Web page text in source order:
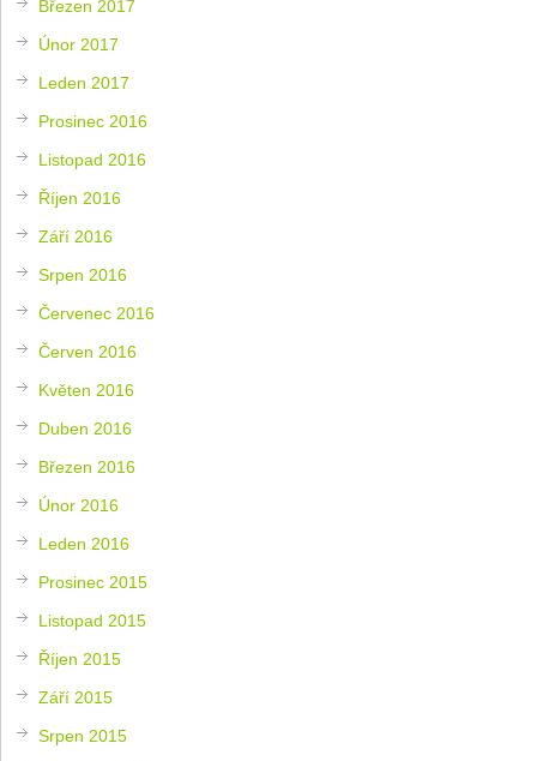
Březen 2017
Únor 2017
Leden 2017
Prosinec 2016
Listopad 2016
Říjen 2016
Září 2016
Srpen 2016
Červenec 2016
Červen 2016
Květen 2016
Duben 2016
Březen 2016
Únor 2016
Leden 2016
Prosinec 2015
Listopad 2015
Říjen 2015
Září 2015
Srpen 2015